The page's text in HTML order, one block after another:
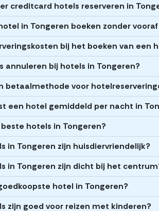
creditcard hotels reserveren in
in Tongeren boeken zonder
bij het boeken van een
annuleren bij hotels in Tongeren?
betaalmethode voor
een hotel gemiddeld per nacht in
hotels in Tongeren?
in Tongeren zijn huisdiervriendelijk?
in Tongeren zijn dicht bij het
hotel in Tongeren?
zijn goed voor reizen met kinderen?